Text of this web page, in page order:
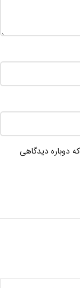
دوباره دیدگاهی